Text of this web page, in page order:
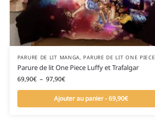
PARURE DE LIT MANGA, PARURE DE LIT ONE PIECE
Parure de lit One Piece Luffy et Trafalgar
69,90€ – 97,90€
Ajouter au panier - 69,90€